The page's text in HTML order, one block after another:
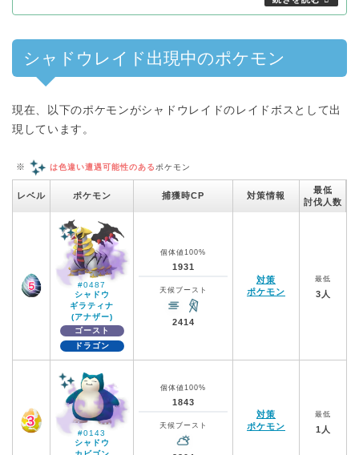
シャドウレイド出現中のポケモン
現在、以下のポケモンがシャドウレイドのレイドボスとして出
現しています。
※ は色違い遭遇可能性のある ポケモン
レベル ポケモン 捕獲時CP 対策情報
最低
討伐人数
#0487
シャドウ
ギラティナ
(アナザー)
ゴースト
ドラゴン
個体値100%
1931
天候ブースト
2414
対策
ポケモン
最低
3人
#0143
シャドウ
個体値100%
1843
天候ブースト
対策
ポケモン
最低
1人